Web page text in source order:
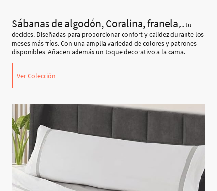
Sábanas de algodón, Coralina, franela,... tu
decides. Diseñadas para proporcionar confort y calidez durante los
meses más fríos. Con una amplia variedad de colores y patrones
disponibles. Añaden además un toque decorativo a la cama.
Ver Colección